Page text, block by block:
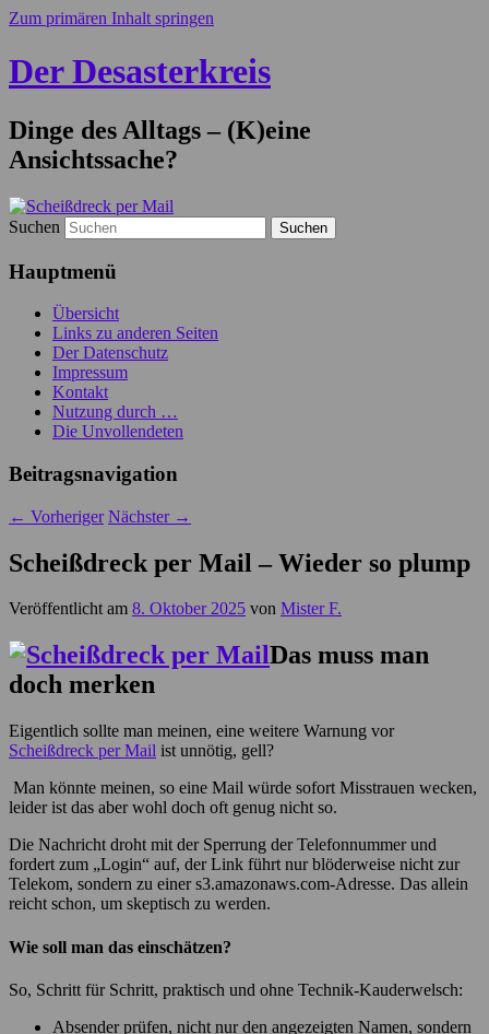
Zum primären Inhalt springen
Der Desasterkreis
Dinge des Alltags – (K)eine
Ansichtssache?
Suchen
Hauptmenü
Übersicht
Links zu anderen Seiten
Der Datenschutz
Impressum
Kontakt
Nutzung durch …
Die Unvollendeten
Beitragsnavigation
← Vorheriger Nächster →
Scheißdreck per Mail – Wieder so plump
Veröffentlicht am 8. Oktober 2025 von Mister F.
Das muss man
doch merken
Eigentlich sollte man meinen, eine weitere Warnung vor
Scheißdreck per Mail ist unnötig, gell?
Man könnte meinen, so eine Mail würde sofort Misstrauen wecken,
leider ist das aber wohl doch oft genug nicht so.
Die Nachricht droht mit der Sperrung der Telefonnummer und
fordert zum „Login“ auf, der Link führt nur blöderweise nicht zur
Telekom, sondern zu einer s3.amazonaws.com-Adresse. Das allein
reicht schon, um skeptisch zu werden.
Wie soll man das einschätzen?
So, Schritt für Schritt, praktisch und ohne Technik-Kauderwelsch:
Absender prüfen, nicht nur den angezeigten Namen, sondern